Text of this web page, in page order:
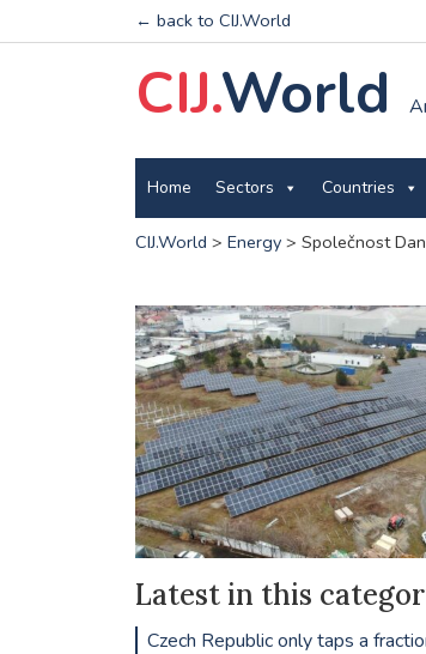
← back to CIJ.World
CIJ.World
Home Sectors Countries
CIJ.World > Energy> Společnost
Latest in this
Czech Republic only taps a